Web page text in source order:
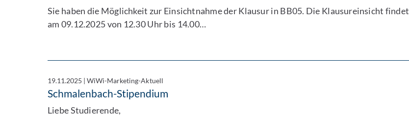
Sie haben die Möglichkeit zur Einsichtnahme der Klausur in BB05. Die Klausureinsicht findet
am 09.12.2025 von 12.30 Uhr bis 14.00…
19.11.2025 |WiWi-Marketing-Aktuell
Schmalenbach-Stipendium
Liebe Studierende,